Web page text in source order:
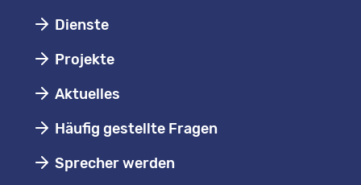
Dienste
Projekte
Aktuelles
Häufig gestellte Fragen
Sprecher werden